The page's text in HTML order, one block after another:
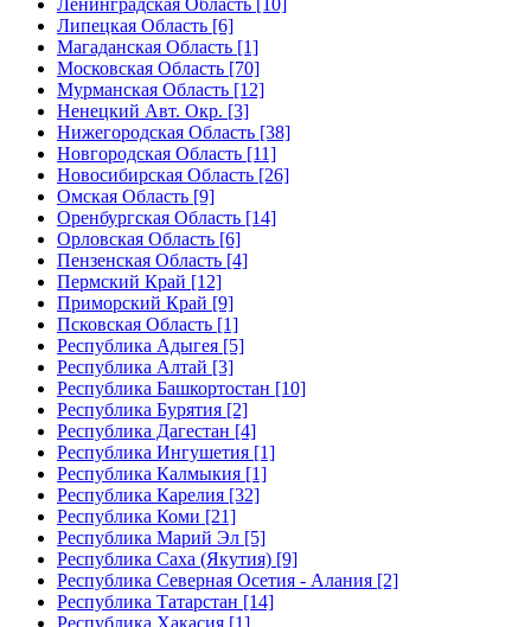
Ленинградская Область [10]
Липецкая Область [6]
Магаданская Область [1]
Московская Область [70]
Мурманская Область [12]
Ненецкий Авт. Окр. [3]
Нижегородская Область [38]
Новгородская Область [11]
Новосибирская Область [26]
Омская Область [9]
Оренбургская Область [14]
Орловская Область [6]
Пензенская Область [4]
Пермский Край [12]
Приморский Край [9]
Псковская Область [1]
Республика Адыгея [5]
Республика Алтай [3]
Республика Башкортостан [10]
Республика Бурятия [2]
Республика Дагестан [4]
Республика Ингушетия [1]
Республика Калмыкия [1]
Республика Карелия [32]
Республика Коми [21]
Республика Марий Эл [5]
Республика Саха (Якутия) [9]
Республика Северная Осетия - Алания [2]
Республика Татарстан [14]
Республика Хакасия [1]